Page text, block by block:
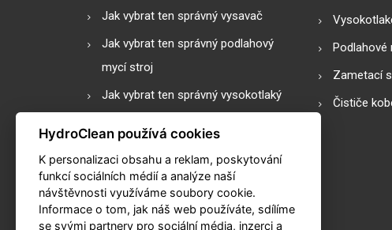
Jak vybrat ten správný vysavač
Jak vybrat ten správný podlahový
mycí stroj
Jak vybrat ten správný vysokotlaký
Podlahové mycí stroje s válcovým
nebo diskovým kartáčem?
Slovník pojmů
Praktické kalkulačky
Podlahové
Zametací
Čističe
HydroClean používá cookies
K personalizaci obsahu a reklam, poskytování
funkcí sociálních médií a analýze naší
návštěvnosti využíváme soubory cookie.
Informace o tom, jak náš web používáte, sdílíme
se svými partnery pro sociální média, inzerci a